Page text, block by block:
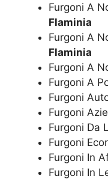
Furgoni A
Flaminia
Furgoni A
Flaminia
Furgoni A
Furgoni A
Furgoni
Furgoni
Furgoni Da
Furgoni
Furgoni In
Furgoni In